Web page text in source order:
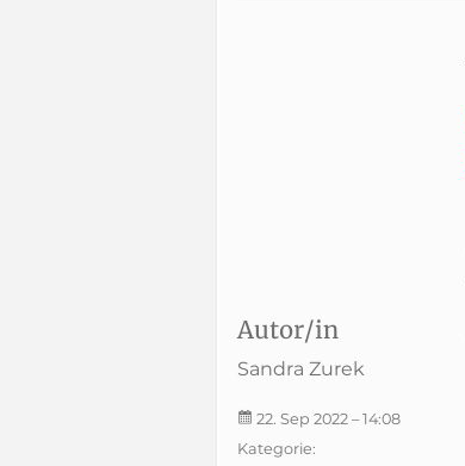
Autor/in
Sandra Zurek
22. Sep 2022 – 14:08
Kategorie: